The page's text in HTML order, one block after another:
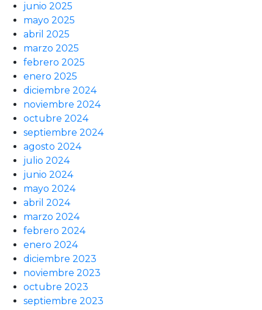
junio 2025
mayo 2025
abril 2025
marzo 2025
febrero 2025
enero 2025
diciembre 2024
noviembre 2024
octubre 2024
septiembre 2024
agosto 2024
julio 2024
junio 2024
mayo 2024
abril 2024
marzo 2024
febrero 2024
enero 2024
diciembre 2023
noviembre 2023
octubre 2023
septiembre 2023